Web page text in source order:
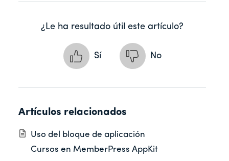
¿Le ha resultado útil este artículo?
Sí No
Artículos relacionados
Uso del bloque de aplicación
Cursos en MemberPress AppKit